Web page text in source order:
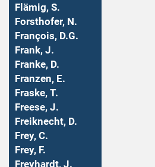
Flämig, S.
Forsthofer, N.
François, D.G.
Frank, J.
Franke, D.
Franzen, E.
Fraske, T.
Freese, J.
Freiknecht, D.
Frey, C.
Frey, F.
Freyhardt, J.